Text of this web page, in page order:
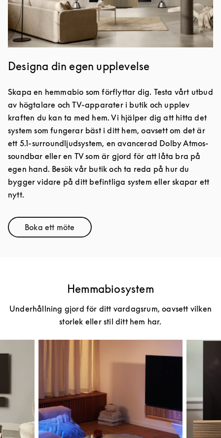
Designa din egen upplevelse
Skapa en hemmabio som förflyttar dig. Testa vårt utbud
av högtalare och TV-apparater i butik och upplev
kraften du kan ta med hem. Vi hjälper dig att hitta det
system som fungerar bäst i ditt hem, oavsett om det är
ett 5.1-surroundljudsystem, en avancerad Dolby Atmos-
soundbar eller en TV som är gjord för att låta bra på
egen hand. Besök vår butik och ta reda på hur du
bygger vidare på ditt befintliga system eller skapar ett
nytt.
Boka ett möteLink Opens in New Tab
Hemmabiosystem
Underhållning gjord för ditt vardagsrum, oavsett vilken
storlek eller stil ditt hem har.